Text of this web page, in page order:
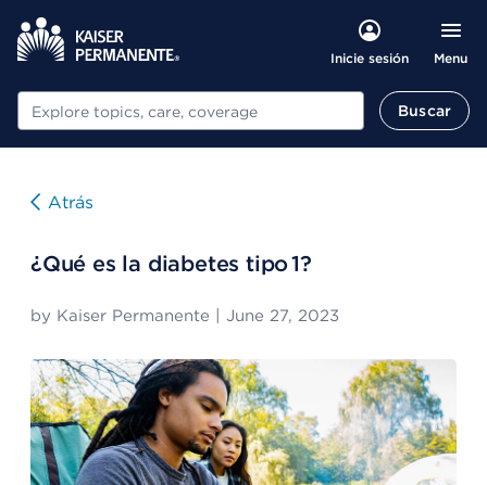
Inicie sesión Menu
Buscar Buscar
Atrás
¿Qué es la diabetes tipo 1?
by Kaiser Permanente June 27, 2023